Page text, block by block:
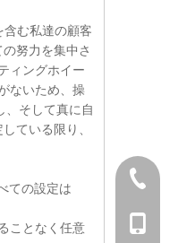
む私達の顧客
努力を集中さ
ィングホイー
ないため、操
、そして真に自
ている限り、
ての設定は
ことなく任意
+ 86-